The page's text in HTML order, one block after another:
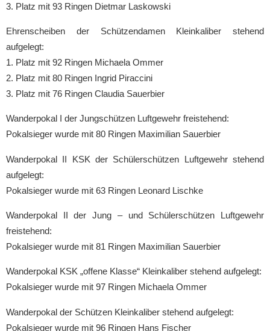
3. Platz mit 93 Ringen Dietmar Laskowski
Ehrenscheiben der Schützendamen Kleinkaliber stehend
aufgelegt:
1. Platz mit 92 Ringen Michaela Ommer
2. Platz mit 80 Ringen Ingrid Piraccini
3. Platz mit 76 Ringen Claudia Sauerbier
Wanderpokal I der Jungschützen Luftgewehr freistehend:
Pokalsieger wurde mit 80 Ringen Maximilian Sauerbier
Wanderpokal II KSK der Schülerschützen Luftgewehr stehend
aufgelegt:
Pokalsieger wurde mit 63 Ringen Leonard Lischke
Wanderpokal II der Jung – und Schülerschützen Luftgewehr
freistehend:
Pokalsieger wurde mit 81 Ringen Maximilian Sauerbier
Wanderpokal KSK „offene Klasse“ Kleinkaliber stehend aufgelegt:
Pokalsieger wurde mit 97 Ringen Michaela Ommer
Wanderpokal der Schützen Kleinkaliber stehend aufgelegt:
Pokalsieger wurde mit 96 Ringen Hans Fischer